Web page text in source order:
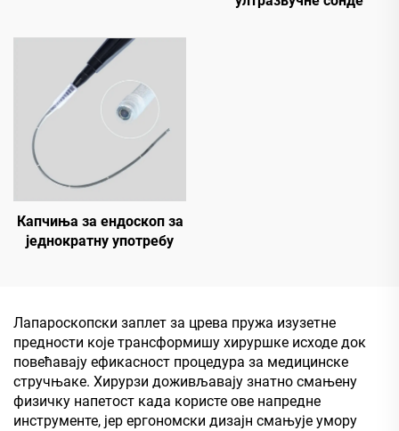
Капчиња за ендоскоп за
једнократну употребу
Лапароскопски заплет за црева пружа изузетне
предности које трансформишу хируршке исходе док
повећавају ефикасност процедура за медицинске
стручњаке. Хирурзи доживљавају знатно смањену
физичку напетост када користе ове напредне
инструменте, јер ергономски дизајн смањује умору